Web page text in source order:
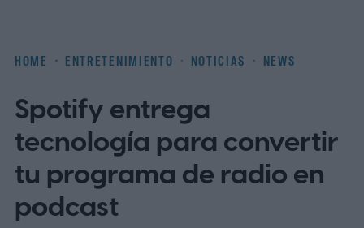
HOME ENTRETENIMIENTO NOTICIAS NEWS
Spotify entrega
tecnología para convertir
tu programa de radio en
podcast